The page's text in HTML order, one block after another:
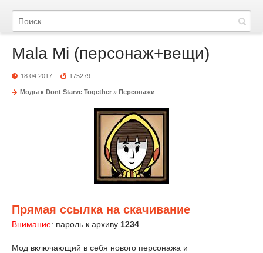
Mala Mi (персонаж+вещи)
18.04.2017 175279
Моды к Dont Starve Together » Персонажи
Прямая ссылка на скачивание
Внимание: пароль к архиву 1234
Мод включающий в себя нового персонажа и